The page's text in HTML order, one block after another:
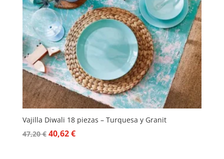
Vajilla Diwali 18 piezas – Turquesa y Granit
47,20€ El
40,62€El